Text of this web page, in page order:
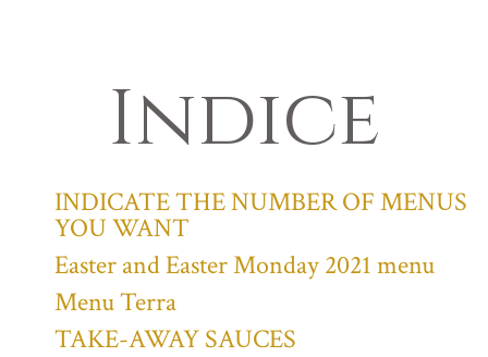
Indice
INDICATE THE NUMBER OF MENUS
YOU WANT
Easter and Easter Monday 2021 menu
Menu Terra
TAKE-AWAY SAUCES